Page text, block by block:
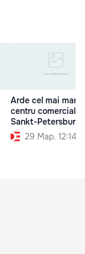
Arde cel mai mare
centru comercial
Sankt-Petersburg
29 Мар. 12:14